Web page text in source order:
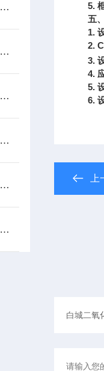
二氧化氯发生装置怎么用？这份实操指南，让新手也能轻松上手！
二氧化氯发生装置保养：掌握这几招，让设备稳效运行更省心！
二氧化氯发生装置其组成部分通常包括以下几个主要系统或部件
二氧化氯发生装置在操作方面有以下指南！
殊不知！以下便是二氧化氯发生装置的特点所在！
二氧化氯发生装置对环境有很强的保护作用
5.
五
1.
2.
3.
4.
5.
6.